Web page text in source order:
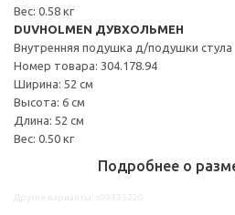
Вес: 0.58 кг
DUVHOLMEN ДУВХОЛЬМЕН
Внутренняя подушка д/подушки стула
Номер товара: 304.178.94
Ширина: 52 см
Высота: 6 см
Длина: 52 см
Вес: 0.50 кг
Подробнее о